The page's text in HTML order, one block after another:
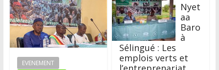
EVENEMENT
Nyet
aa
Baro
à
Sélingué : Les
emplois verts et